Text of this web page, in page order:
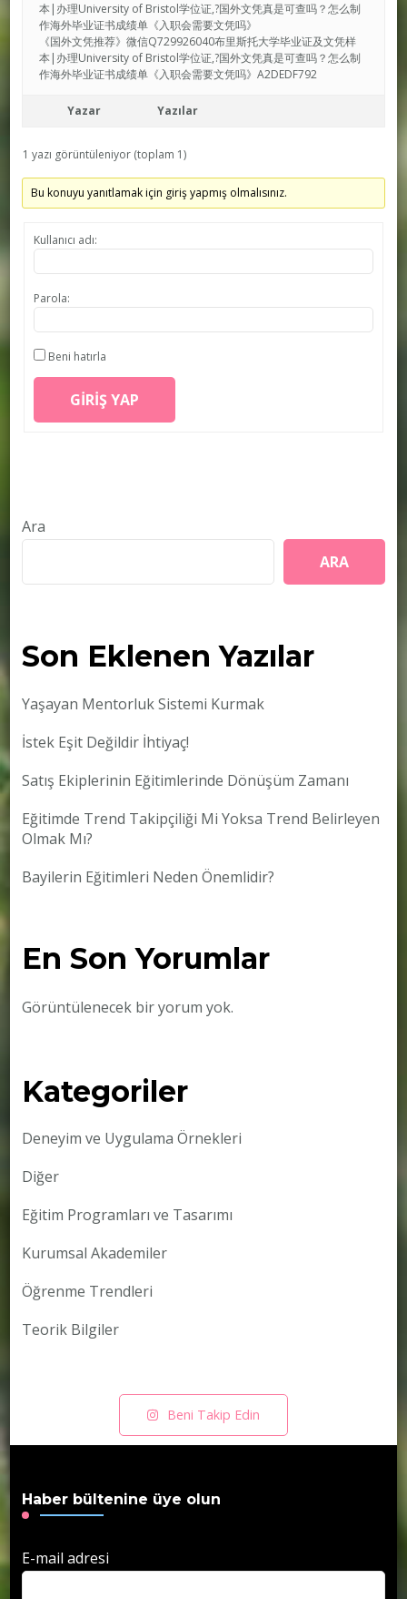
本|办理University of Bristol学位证,?国外文凭真是可查吗？怎么制
作海外毕业证书成绩单《入职会需要文凭吗》
《国外文凭推荐》微信Q729926040布里斯托大学毕业证及文凭样
本|办理University of Bristol学位证,?国外文凭真是可查吗？怎么制
作海外毕业证书成绩单《入职会需要文凭吗》A2DEDF792
Yazar Yazılar
1 yazı görüntüleniyor (toplam 1)
Bu konuyu yanıtlamak için giriş yapmış olmalısınız.
Kullanıcı adı:
Parola:
Beni hatırla
GIRIŞ YAP
Ara
ARA
Son Eklenen Yazılar
Yaşayan Mentorluk Sistemi Kurmak
İstek Eşit Değildir İhtiyaç!
Satış Ekiplerinin Eğitimlerinde Dönüşüm Zamanı
Eğitimde Trend Takipçiliği Mi Yoksa Trend Belirleyen
Olmak Mı?
Bayilerin Eğitimleri Neden Önemlidir?
En Son Yorumlar
Görüntülenecek bir yorum yok.
Kategoriler
Deneyim ve Uygulama Örnekleri
Diğer
Eğitim Programları ve Tasarımı
Kurumsal Akademiler
Öğrenme Trendleri
Teorik Bilgiler
Beni Takip Edin
Haber bültenine üye olun
E-mail adresi